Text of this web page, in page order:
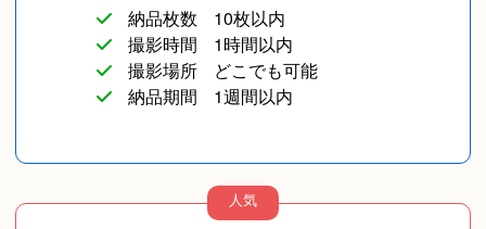
一生の思い出作りのお手伝い、事前に十分な打合せ
で”思い”や”ご要望”をしっかりヒアリングさせていた
だきます。
せっかく撮影するなら、その体験そのものが良い思
い出になってほしいと考えています。
⁡県外出張は【おすすめプラン】からお願いしていま
◎撮影禁止の所や撮影許可の確認が取れてない場所
友達 長寿／還暦
納品枚数
10枚以内
撮影時間
1時間以内
撮影場所
どこでも可能
納品期間
1週間以内
人気